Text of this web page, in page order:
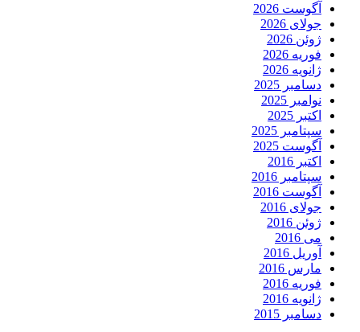
آگوست 2026
جولای 2026
ژوئن 2026
فوریه 2026
ژانویه 2026
دسامبر 2025
نوامبر 2025
اکتبر 2025
سپتامبر 2025
آگوست 2025
اکتبر 2016
سپتامبر 2016
آگوست 2016
جولای 2016
ژوئن 2016
می 2016
آوریل 2016
مارس 2016
فوریه 2016
ژانویه 2016
دسامبر 2015